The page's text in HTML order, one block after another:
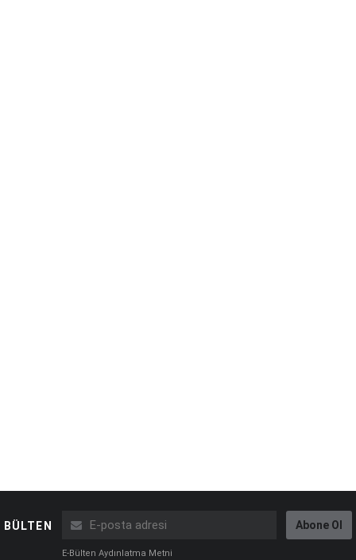
BÜLTEN Abone Ol
E-Bülten Aydınlatma Metni